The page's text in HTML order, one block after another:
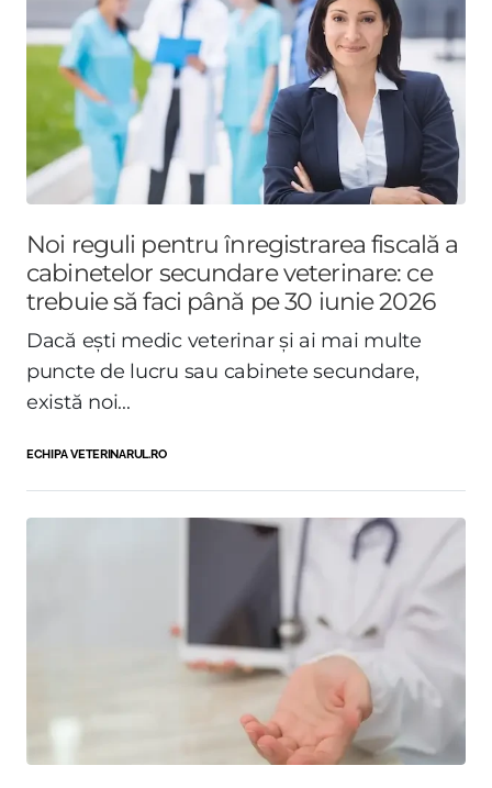
Noi reguli pentru înregistrarea fiscală a
cabinetelor secundare veterinare: ce
trebuie să faci până pe 30 iunie 2026
Dacă ești medic veterinar și ai mai multe
puncte de lucru sau cabinete secundare,
există noi...
ECHIPA VETERINARUL.RO